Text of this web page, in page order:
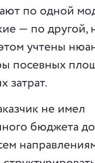
по одной
— по другой,
учтены
посевных
затрат.
не имел
бюджета